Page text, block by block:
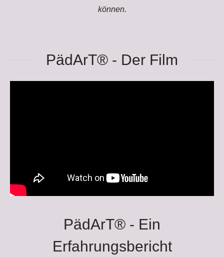
können.
PädArT® - Der Film
PädArT® - Ein
Erfahrungsbericht